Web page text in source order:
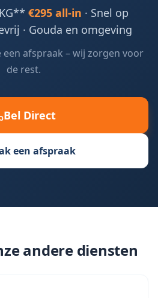
€295 all-in · Snel op
· Gouda en omgeving
afspraak – wij zorgen voor
de rest.
Bel Direct
een afspraak
andere diensten